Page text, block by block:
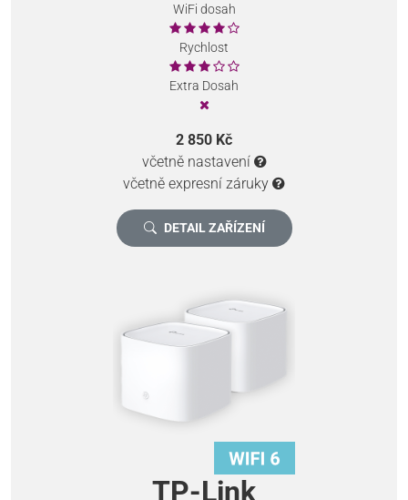
WiFi dosah
Rychlost
Extra Dosah
2 850 Kč
včetně nastavení
včetně expresní záruky
DETAIL ZAŘÍZENÍ
TP-Link